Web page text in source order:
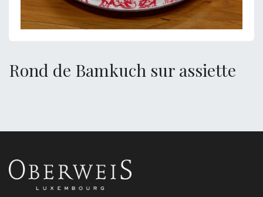
Rond de Bamkuch sur assiette